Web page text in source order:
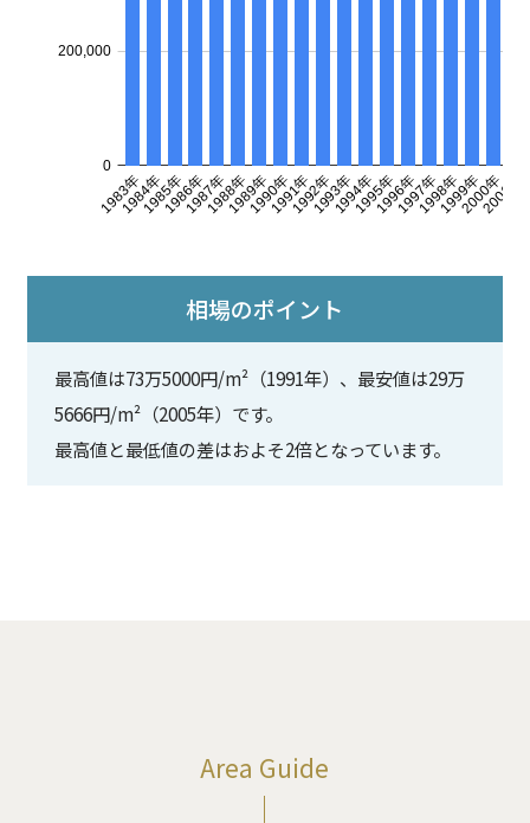
相場のポイント
最高値は73万5000円/m²（1991年）、最安値は29万
5666円/m²（2005年）です。
最高値と最低値の差はおよそ2倍となっています。
Area Guide